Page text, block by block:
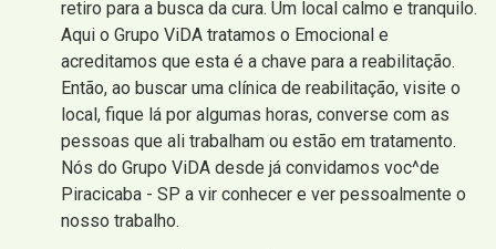
retiro para a busca da cura. Um local calmo e tranquilo.
Aqui o Grupo ViDA tratamos o Emocional e
acreditamos que esta é a chave para a reabilitação.
Então, ao buscar uma clínica de reabilitação, visite o
local, fique lá por algumas horas, converse com as
pessoas que ali trabalham ou estão em tratamento.
Nós do Grupo ViDA desde já convidamos voc^de
Piracicaba - SP a vir conhecer e ver pessoalmente o
nosso trabalho.